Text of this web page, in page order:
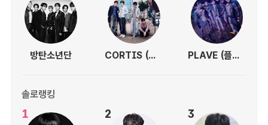
방탄소년단 CORTIS (코르티스) PLAVE (플레이브)
솔로랭킹
1 2 3